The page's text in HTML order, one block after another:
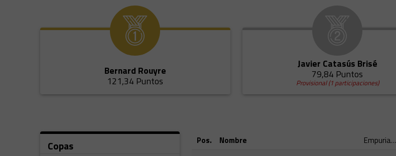
Bernard Rouyre
121,34 Puntos
Javier Catasús Brisé
79,84 Puntos
Provisional (1 participaciones)
Copas Pos. Nombre Empuriabrava